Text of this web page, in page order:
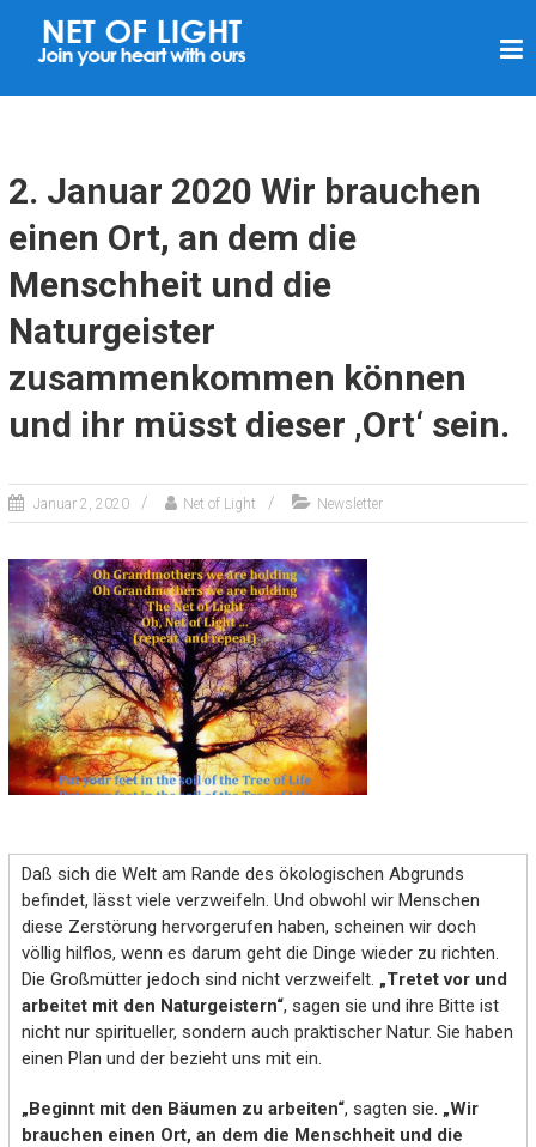
L
E
T
Z
2. Januar 2020 Wir brauchen
einen Ort, an dem die
Menschheit und die
Naturgeister
zusammenkommen können
und ihr müsst dieser ‚Ort‘ sein.
Januar 2, 2020 Net of Light Newsletter
Daß sich die Welt am Rande des ökologischen Abgrunds
befindet, lässt viele verzweifeln. Und obwohl wir Menschen
diese Zerstörung hervorgerufen haben, scheinen wir doch
völlig hilflos, wenn es darum geht die Dinge wieder zu richten.
Die Großmütter jedoch sind nicht verzweifelt. „Tretet vor und
arbeitet mit den Naturgeistern“, sagen sie und ihre Bitte ist
nicht nur spiritueller, sondern auch praktischer Natur. Sie haben
einen Plan und der bezieht uns mit ein.
„Beginnt mit den Bäumen zu arbeiten“, sagten sie. „Wir
brauchen einen Ort, an dem die Menschheit und die